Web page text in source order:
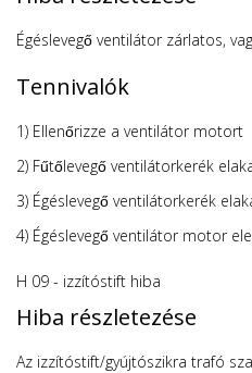
Égéslevegő ventilátor zárlatos,
Tennivalók
1) Ellenőrizze a ventilátor motort
2) Fűtőlevegő ventilátorkerék
3) Égéslevegő ventilátorkerék
4) Égéslevegő ventilátor motor
H 09 - izzítóstift hiba
Hiba részletezése
Az izzítóstift/gyújtószikra trafó